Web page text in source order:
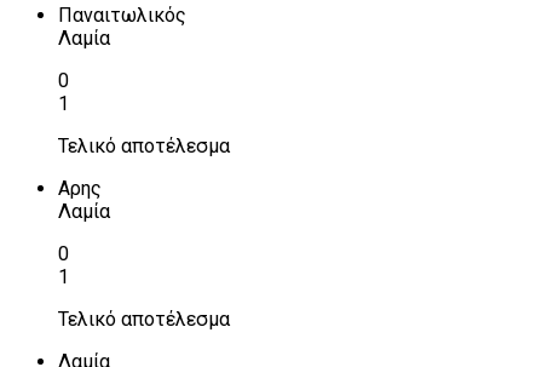
Παναιτωλικός
Λαμία
0
1
Τελικό αποτέλεσμα
Αρης
Λαμία
0
1
Τελικό αποτέλεσμα
Λαμία